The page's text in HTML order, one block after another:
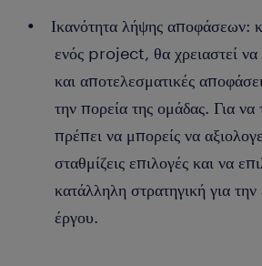
Ικανότητα λήψης αποφάσεων:
ενός project, θα χρειαστεί να
και αποτελεσματικές
την πορεία της ομάδας. Για να
πρέπει να μπορείς να
σταθμίζεις επιλογές και να
κατάλληλη στρατηγική για την
έργου.